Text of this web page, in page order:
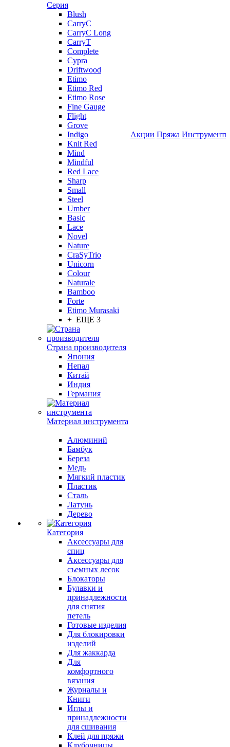
Серия
Blush
CarryC
CarryC Long
CarryT
Complete
Cypra
Driftwood
Etimo
Etimo Red
Etimo Rose
Fine Gauge
Flight
Grove
Indigo
Knit Red
Mind
Mindful
Red Lace
Sharp
Small
Steel
Umber
Basic
Lace
Novel
Nature
CraSyTrio
Unicorn
Colour
Naturale
Bamboo
Forte
Etimo Murasaki
+ ЕЩЕ 3
Страна производителя
Япония
Непал
Китай
Индия
Германия
Материал инструмента
Алюминий
Бамбук
Береза
Медь
Мягкий пластик
Пластик
Сталь
Латунь
Дерево
Категория
Аксессуары для
спиц
Аксессуары для
съемных лесок
Блокаторы
Булавки и
принадлежности
для снятия
петель
Готовые изделия
Для блокировки
изделий
Для жаккарда
Для
комфортного
вязания
Журналы и
Книги
Иглы и
принадлежности
для сшивания
Клей для пряжи
Клубочницы
Акции Пряжа Инструменты